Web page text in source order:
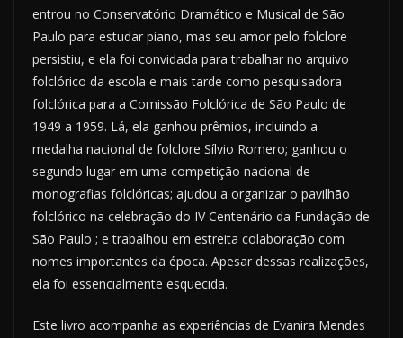
entrou no Conservatório Dramático e Musical de São
Paulo para estudar piano, mas seu amor pelo folclore
persistiu, e ela foi convidada para trabalhar no arquivo
folclórico da escola e mais tarde como pesquisadora
folclórica para a Comissão Folclórica de São Paulo de
1949 a 1959. Lá, ela ganhou prêmios, incluindo a
medalha nacional de folclore Sílvio Romero; ganhou o
segundo lugar em uma competição nacional de
monografias folclóricas; ajudou a organizar o pavilhão
folclórico na celebração do IV Centenário da Fundação de
São Paulo ; e trabalhou em estreita colaboração com
nomes importantes da época. Apesar dessas realizações,
ela foi essencialmente esquecida.
Este livro acompanha as experiências de Evanira Mendes